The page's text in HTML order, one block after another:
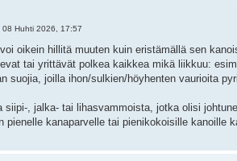
08 Huhti 2026, 17:57
oikein hillitä muuten kuin eristämällä sen
tai yrittävät polkea kaikkea mikä liikkuu:
suojia, joilla ihon/sulkien/höyhenten vaurioita
siipi-, jalka- tai lihasvammoista, jotka olisi
pienelle kanaparvelle tai pienikokoisille kanoille